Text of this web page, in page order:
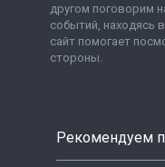
другом поговорим
событий, находясь
сайт помогает
стороны.
Рекомендуем